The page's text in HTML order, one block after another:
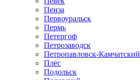
Пенза
Первоуральск
Пермь
Петергоф
Петрозаводск
Петропавловск-Камчатский
Плёс
Подольск